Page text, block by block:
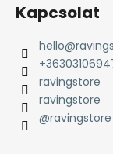
Kapcsolat
hello@
ravingstore
ravingstore
@ravingstore